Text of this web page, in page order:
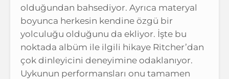
olduğundan bahsediyor. Ayrıca materyal
boyunca herkesin kendine özgü bir
yolculuğu olduğunu da ekliyor. İşte bu
noktada albüm ile ilgili hikaye Ritcher’dan
çok dinleyicini deneyimine odaklanıyor.
Uykunun performansları onu tamamen